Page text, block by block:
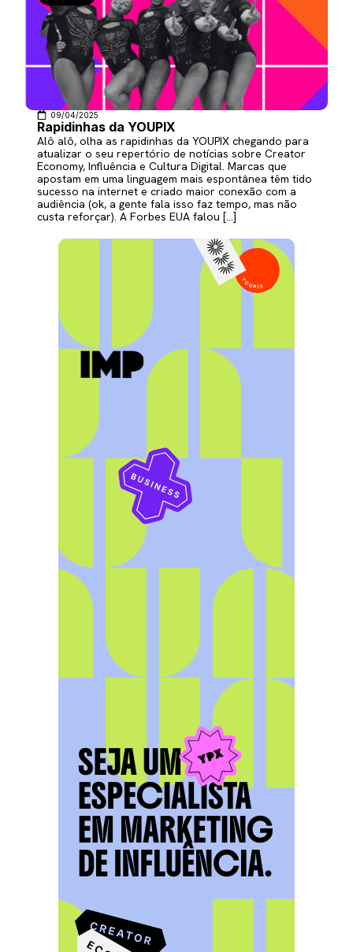
09/04/2025
Rapidinhas da YOUPIX
Alô alô, olha as rapidinhas da YOUPIX chegando para
atualizar o seu repertório de notícias sobre Creator
Economy, Influência e Cultura Digital. Marcas que
apostam em uma linguagem mais espontânea têm tido
sucesso na internet e criado maior conexão com a
audiência (ok, a gente fala isso faz tempo, mas não
custa reforçar). A Forbes EUA falou […]